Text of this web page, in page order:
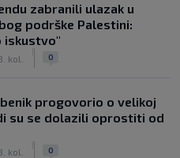
zabranili ulazak u
podrške Palestini:
iskustvo"
kol. 0
progovorio o velikoj
su se dolazili oprostiti od
kol. 0